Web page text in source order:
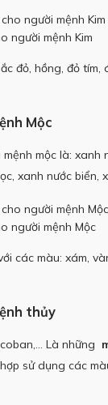
người mệnh Kim
đỏ, hồng, đỏ
Mộc
mộc là: xanh
xanh nước biển,
người mệnh Mộc
các màu: xám,
thủy
Là những
sử dụng các